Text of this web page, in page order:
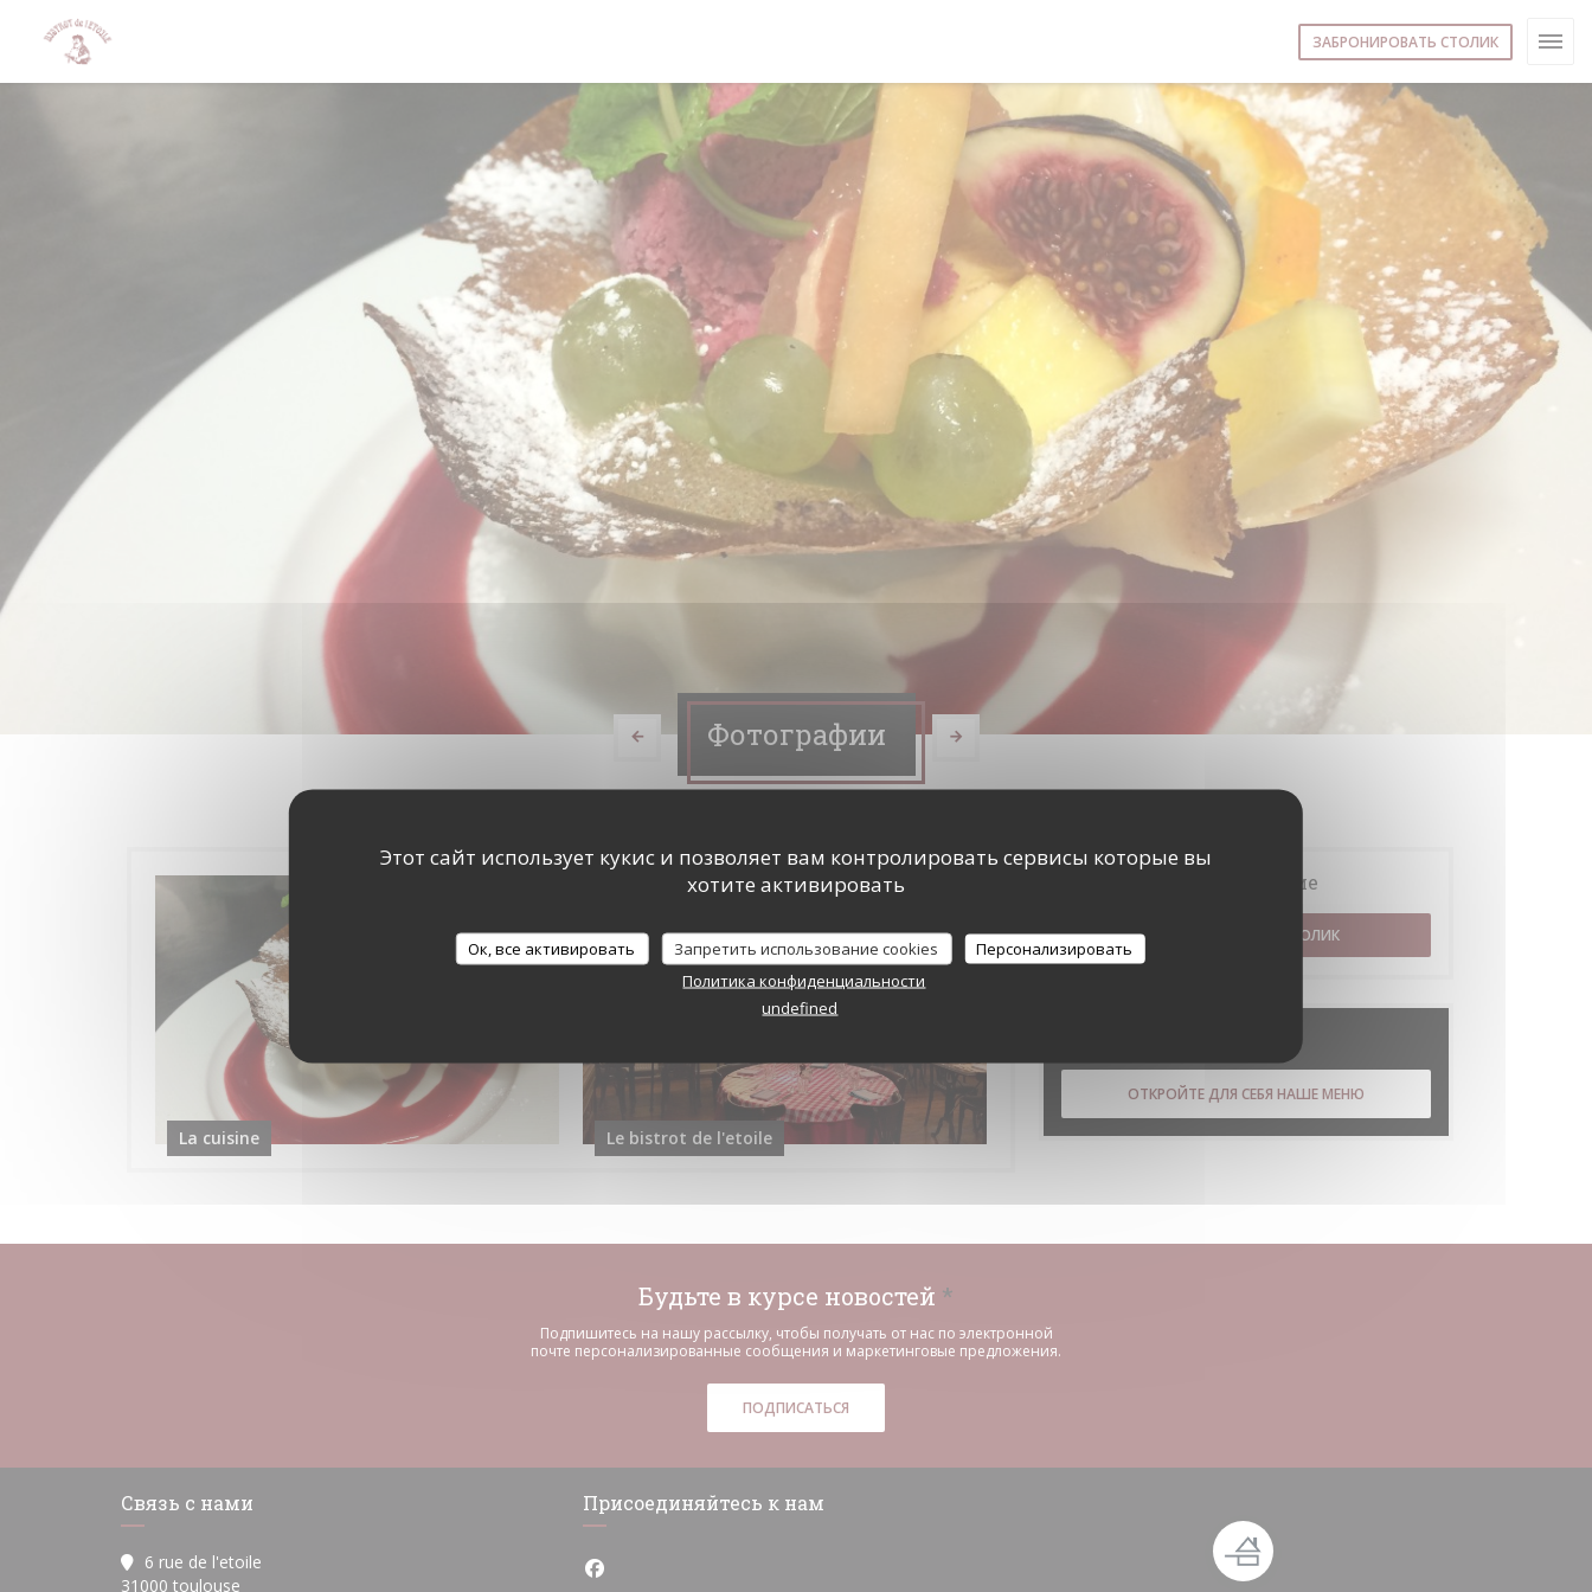
Этот сайт использует кукис и позволяет вам контролировать сервисы которые вы
хотите активировать
Ок, все активировать Запретить использование cookies
Персонализировать
Политика конфиденциальности
undefined
ЗАБРОНИРОВАТЬ СТОЛИК
Фотографии
La cuisine Le bistrot de l'etoile
Бронирование
ЗАБРОНИРОВАТЬ СТОЛИК
ОТКРОЙТЕ ДЛЯ СЕБЯ НАШЕ МЕНЮ
Будьте в курсе новостей *
Подпишитесь на нашу рассылку, чтобы получать от нас по электронной
почте персонализированные сообщения и маркетинговые предложения.
ПОДПИСАТЬСЯ
Связь с нами
6 rue de l'etoile
31000 toulouse
Присоединяйтесь к нам
Facebook ((открывается в новом окне))